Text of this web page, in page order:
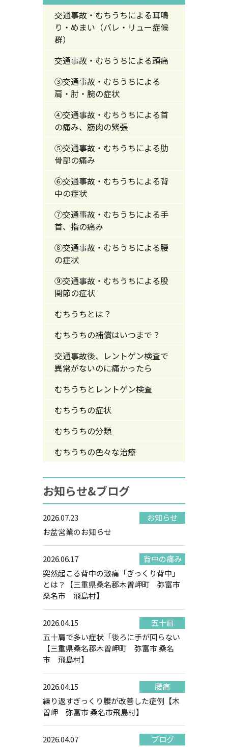
交通事故・むちうちによる耳鳴
り・めまい（バレ・リュー症候
群）
交通事故・むちうちによる頭痛
③交通事故・むちうちによる
肩・肘・腕の症状
④交通事故・むちうちによる首
の痛み、筋肉の緊張
⑤交通事故・むちうちによる肋
骨部の痛み
⑥交通事故・むちうちによる背
中の症状
⑦交通事故・むちうちによる手
首、指の痛み
⑧交通事故・むちうちによる腰
の症状
⑨交通事故・むちうちによる股
関節の症状
むちうちとは？
むちうちの補償はいつまで？
交通事故後、レントゲン検査で
異常がないのに痛かったら
むちうちとレントゲン検査
むちうちの症状
むちうちの分類
むちうちの色々な治療
お知らせ&ブログ
2026.07.23
お知らせ
お盆営業のお知らせ
2026.06.17
背中の痛み
突然起こる背中の激痛「ぎっくり背中」
とは？【三重県桑名郡木曽岬町 弥富市
桑名市 飛島村】
2026.04.15
五十肩
五十肩で多い症状「後ろに手が回らない
【三重県桑名郡木曽岬町 弥富市 桑名
市 飛島村】
2026.04.15
腰痛
繰り返すぎっくり腰が改善した症例【木
曽岬 弥富市 桑名市飛島村】
2026.04.07 ブログ